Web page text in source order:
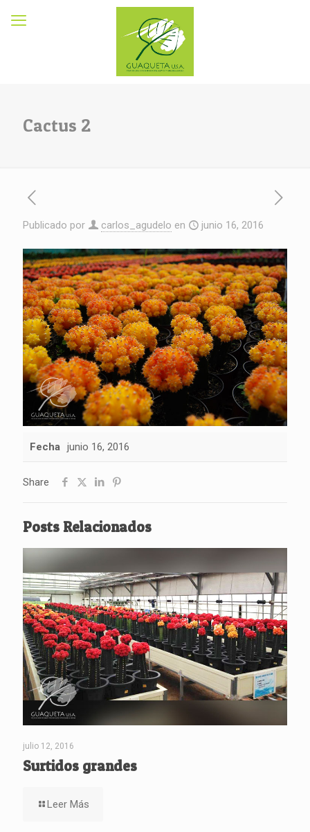
Cactus 2
Publicado por carlos_agudelo en junio 16, 2016
Fecha junio 16, 2016
Share
Posts Relacionados
julio 12, 2016
Surtidos grandes
Leer Más